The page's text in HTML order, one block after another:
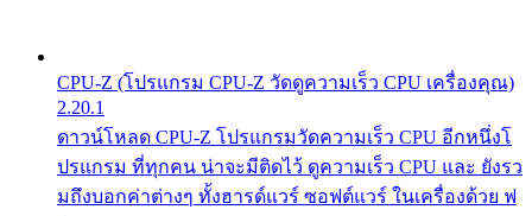
CPU-Z (โปรแกรม CPU-Z วัดดูความเร็ว CPU เครื่องคุณ)
2.20.1
ดาวน์โหลด CPU-Z โปรแกรมวัดความเร็ว CPU อีกหนึ่งโ
ปรแกรม ที่ทุกคน น่าจะมีติดไว้ ดูความเร็ว CPU และ ยังรว
มถึงบอกค่าต่างๆ ทั้งฮารด์แวร์ ซอฟต์แวร์ ในเครื่องด้วย ฟ